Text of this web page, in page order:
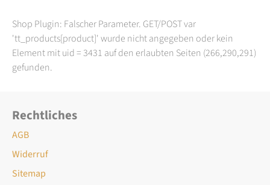
Shop Plugin: Falscher Parameter. GET/POST var
'tt_products[product]' wurde nicht angegeben oder kein
Element mit uid = 3431 auf den erlaubten Seiten (266,290,291)
gefunden.
Rechtliches
AGB
Widerruf
Sitemap